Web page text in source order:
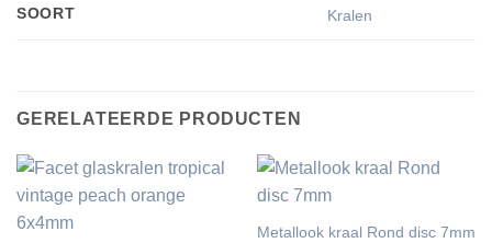
SOORT Kralen
GERELATEERDE PRODUCTEN
Metallook kraal Rond disc 7mm